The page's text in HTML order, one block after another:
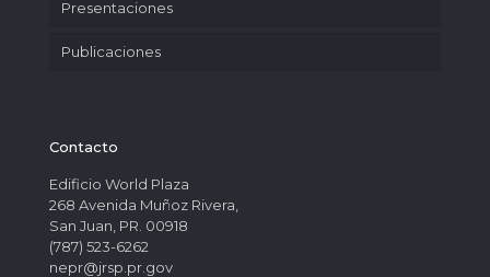
Presentaciones
Publicaciones
Contacto
Edificio World Plaza
268 Avenida Muñoz Rivera,
San Juan, PR. 00918
(787) 523-6262
nepr@jrsp.pr.gov